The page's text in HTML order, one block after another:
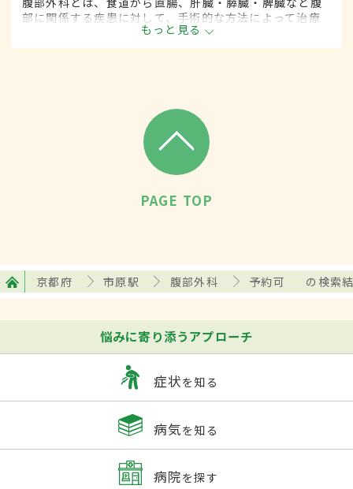
部に関係する疾患に対して、手術的な方法によって治療
する外科の一領域です。もっと見る
PAGE TOP
京都府 市原駅 腹部外科 予約可 の検索
悩みに寄り添うアプローチ
症状を知る
病気を知る
病院を探す